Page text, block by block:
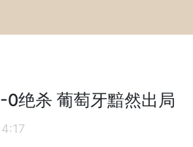
0绝杀 葡萄牙黯然出局